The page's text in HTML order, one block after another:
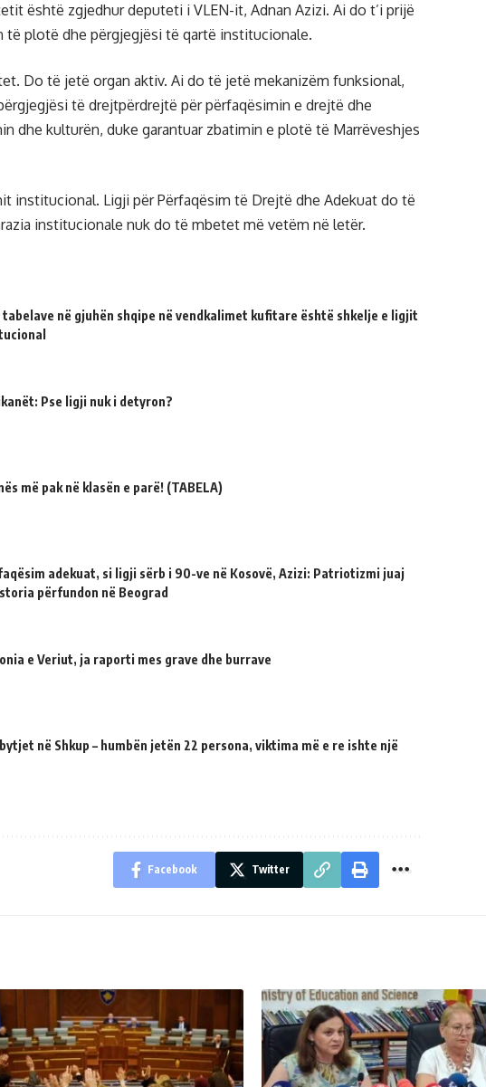
është zgjedhur deputeti i VLEN-it, Adnan Azizi. Ai do t’i prijë
të plotë dhe përgjegjësi të qartë institucionale.
Do të jetë organ aktiv. Ai do të jetë mekanizëm funksional,
të drejtpërdrejtë për përfaqësimin e drejtë dhe
dhe kulturën, duke garantuar zbatimin e plotë të Marrëveshjes
institucional. Ligji për Përfaqësim të Drejtë dhe Adekuat do të
institucionale nuk do të mbetet më vetëm në letër.
tabelave në gjuhën shqipe në vendkalimet kufitare është shkelje e ligjit
Pse ligji nuk i detyron?
më pak në klasën e parë! (TABELA)
adekuat, si ligji sërb i 90-ve në Kosovë, Azizi: Patriotizmi juaj
përfundon në Beograd
e Veriut, ja raporti mes grave dhe burrave
në Shkup – humbën jetën 22 persona, viktima më e re ishte një
Facebook Twitter